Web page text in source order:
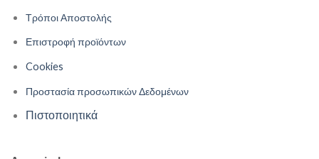
Τρόποι Αποστολής
Επιστροφή προϊόντων
Cookies
Προστασία προσωπικών Δεδομένων
Πιστοποιητικά